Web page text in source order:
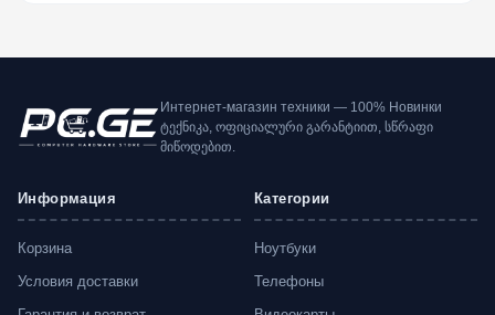
Интернет-магазин техники — 100% Новинки
ტექნიკა, ოფიციალური გარანტიით, სწრაფი
მიწოდებით.
Информация
Корзина
Условия доставки
Категории
Ноутбуки
Телефоны